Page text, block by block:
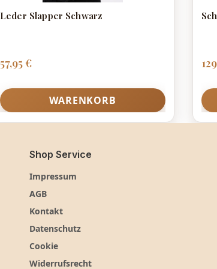
Leder Slapper Schwarz
Regulärer Preis:
57,95 €
WARENKORB
Shop Service
Impressum
AGB
Kontakt
Datenschutz
Cookie
Widerrufsrecht